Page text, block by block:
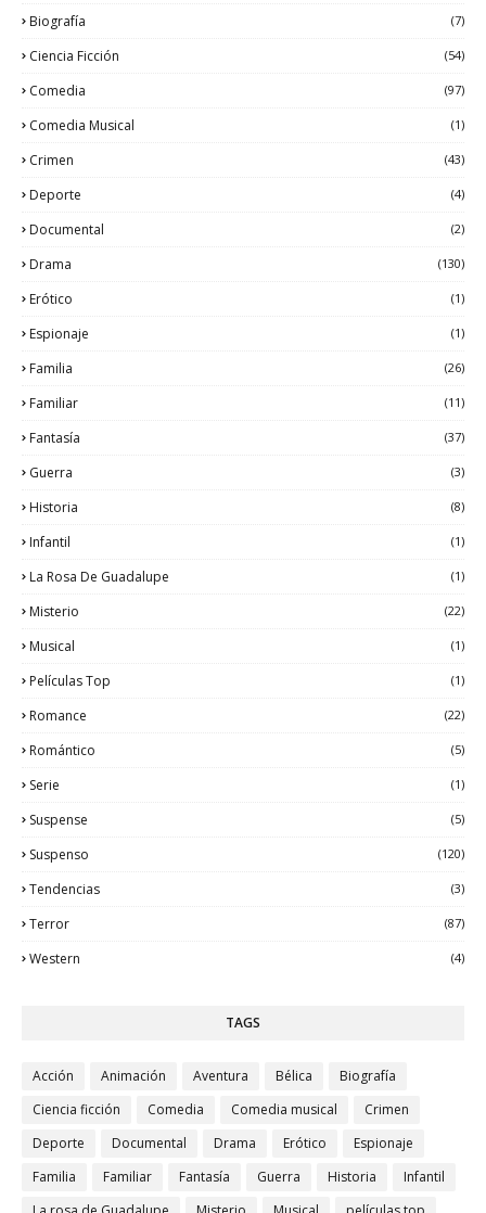
Biografía (7)
Ciencia Ficción (54)
Comedia (97)
Comedia Musical (1)
Crimen (43)
Deporte (4)
Documental (2)
Drama (130)
Erótico (1)
Espionaje (1)
Familia (26)
Familiar (11)
Fantasía (37)
Guerra (3)
Historia (8)
Infantil (1)
La Rosa De Guadalupe (1)
Misterio (22)
Musical (1)
Películas Top (1)
Romance (22)
Romántico (5)
Serie (1)
Suspense (5)
Suspenso (120)
Tendencias (3)
Terror (87)
Western (4)
TAGS
Acción Animación Aventura Bélica
Biografía
Ciencia ficción
Comedia Comedia musical
Crimen
Deporte
Documental Drama Erótico
Espionaje
Familia
Familiar Fantasía Guerra Historia
Infantil